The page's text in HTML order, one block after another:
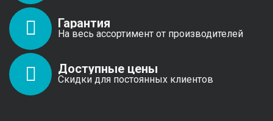
Гарантия
На весь ассортимент от производителей
Доступные цены
Скидки для постоянных клиентов